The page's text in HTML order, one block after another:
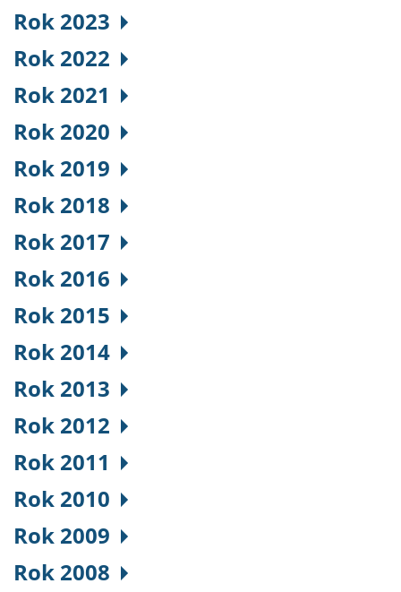
Rok 2023
Rok 2022
Rok 2021
Rok 2020
Rok 2019
Rok 2018
Rok 2017
Rok 2016
Rok 2015
Rok 2014
Rok 2013
Rok 2012
Rok 2011
Rok 2010
Rok 2009
Rok 2008